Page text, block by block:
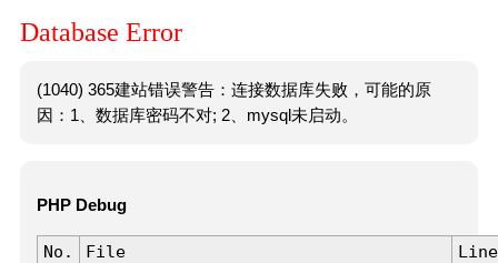
Database Error
(1040) 365建站错误警告：连接数据库失败，可能的原
因：1、数据库密码不对; 2、mysql未启动。
PHP Debug
No. File
Line